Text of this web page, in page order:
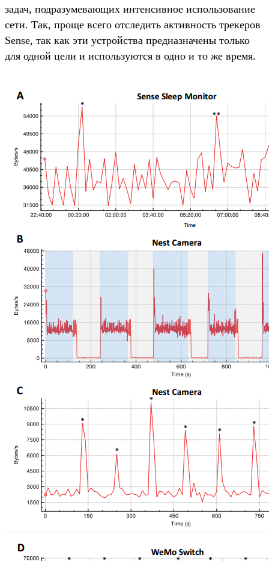
задач, подразумевающих интенсивное использование
сети. Так, проще всего отследить активность трекеров
Sense, так как эти устройства предназначены только
для одной цели и используются в одно и то же время.